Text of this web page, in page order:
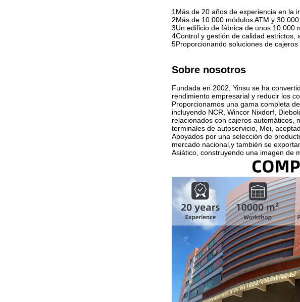
1Más de 20 años de experiencia en la
2Más de 10.000 módulos ATM y
3Un edificio de fábrica de unos 10.000
4Control y gestión de calidad estrictos,
5Proporcionando soluciones de
Sobre nosotros
Fundada en 2002, Yinsu se ha
rendimiento empresarial y reducir los
Proporcionamos una gama completa
incluyendo NCR, Wincor Nixdorf,
relacionados con cajeros automáticos,
terminales de autoservicio, Mei,
Apoyados por una selección de
mercado nacional,y también se
Asiático, construyendo una imagen de